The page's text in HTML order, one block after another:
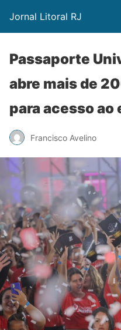
Jornal Litoral RJ
Passaporte
abre mais de
para acesso
Francisco Avelino